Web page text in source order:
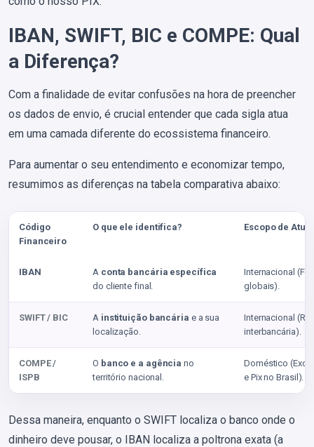
IBAN, SWIFT, BIC e COMPE: Qual
a Diferença?
Com a finalidade de evitar confusões na hora de preencher
os dados de envio, é crucial entender que cada sigla atua
em uma camada diferente do ecossistema financeiro.
Para aumentar o seu entendimento e economizar tempo,
resumimos as diferenças na tabela comparativa abaixo:
Código
Financeiro
O que ele identifica? Escopo de
IBAN A conta bancária específica
do cliente final.
Internacional
globais).
SWIFT / BIC A instituição bancária e a sua
localização.
Internacional
interbancária).
COMPE /
ISPB
O banco e a agência no
território nacional.
Doméstico
e Pix no Brasil).
Dessa maneira, enquanto o SWIFT localiza o banco onde o
dinheiro deve pousar, o IBAN localiza a poltrona exata (a